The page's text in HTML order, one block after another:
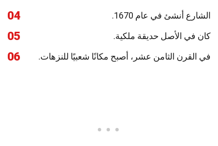
04 الشارع أنشئ في عام 1670.
05 كان في الأصل حديقة ملكية.
06 في القرن الثامن عشر، أصبح مكانًا شعبيًا للنزهات.